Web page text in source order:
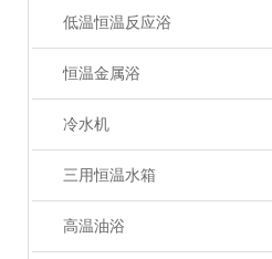
低温恒温反应浴
恒温金属浴
冷水机
三用恒温水箱
高温油浴